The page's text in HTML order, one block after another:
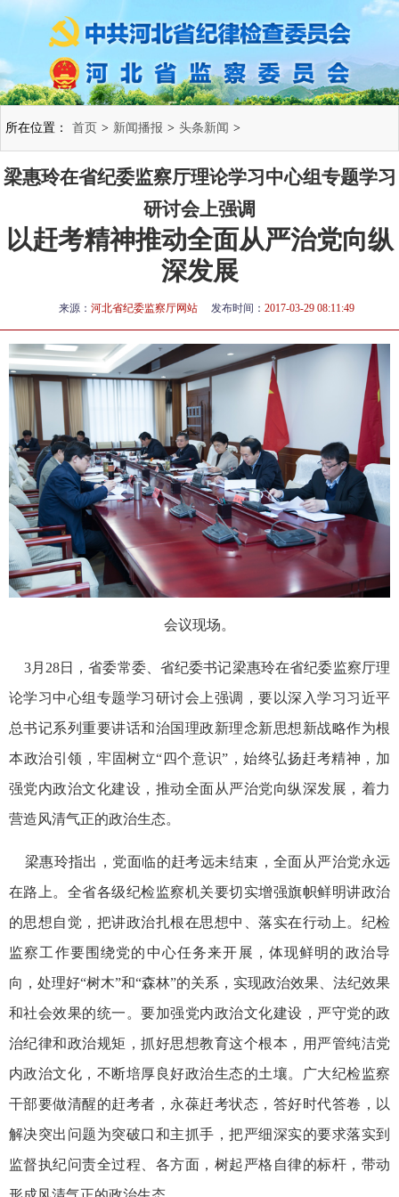
所在位置： 首页 > 新闻播报 > 头条新闻 >
梁惠玲在省纪委监察厅理论学习中心组专题学习
研讨会上强调
以赶考精神推动全面从严治党向纵
深发展
来源： 河北省纪委监察厅网站 发布时间： 2017-03-29 08:11:49
会议现场。
3月28日，省委常委、省纪委书记梁惠玲在省纪委监察厅理
论学习中心组专题学习研讨会上强调，要以深入学习习近平
总书记系列重要讲话和治国理政新理念新思想新战略作为根
本政治引领，牢固树立“四个意识”，始终弘扬赶考精神，加
强党内政治文化建设，推动全面从严治党向纵深发展，着力
营造风清气正的政治生态。
梁惠玲指出，党面临的赶考远未结束，全面从严治党永远
在路上。全省各级纪检监察机关要切实增强旗帜鲜明讲政治
的思想自觉，把讲政治扎根在思想中、落实在行动上。纪检
监察工作要围绕党的中心任务来开展，体现鲜明的政治导
向，处理好“树木”和“森林”的关系，实现政治效果、法纪效果
和社会效果的统一。要加强党内政治文化建设，严守党的政
治纪律和政治规矩，抓好思想教育这个根本，用严管纯洁党
内政治文化，不断培厚良好政治生态的土壤。广大纪检监察
干部要做清醒的赶考者，永葆赶考状态，答好时代答卷，以
解决突出问题为突破口和主抓手，把严细深实的要求落实到
监督执纪问责全过程、各方面，树起严格自律的标杆，带动